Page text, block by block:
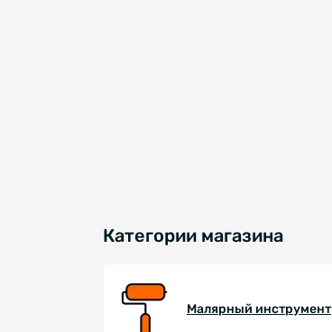
Категории магазина
Малярный инструмент